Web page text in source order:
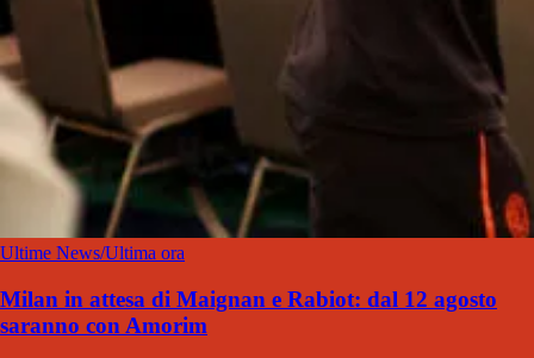
Ultime News/Ultima ora
Milan in attesa di Maignan e Rabiot: dal 12 agosto
saranno con Amorim